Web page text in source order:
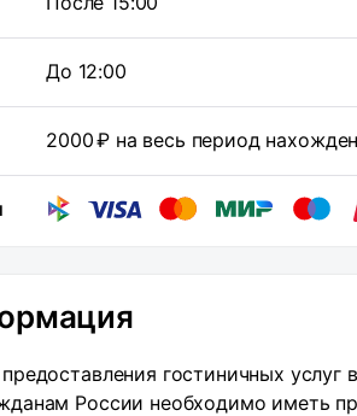
До 12:00
2000 ₽ на весь период
гостиничных услуг
России необходимо иметь